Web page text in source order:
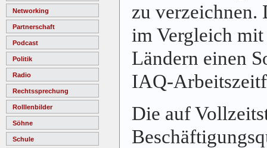
Networking
Partnerschaft
Podcast
Politik
Radio
Rechtssprechung
Rolllenbilder
Söhne
Schule
zu verzeichnen.
im Vergleich mit
Ländern einen
IAQ-
Die auf